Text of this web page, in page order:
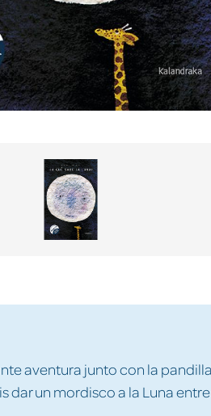
aventura junto con la
dar un mordisco a la Luna